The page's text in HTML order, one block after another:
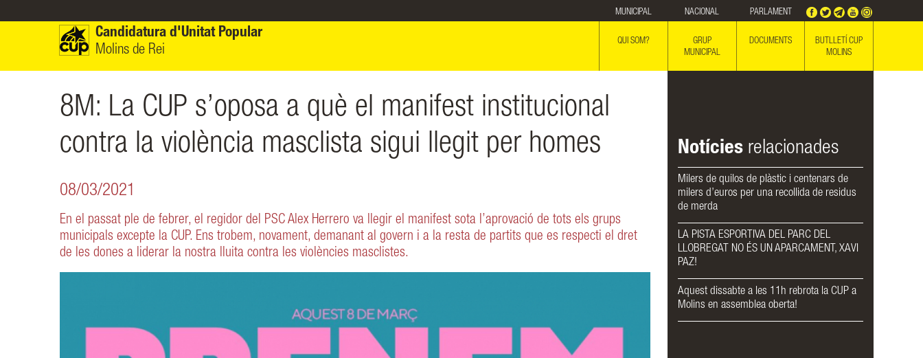
MUNICIPAL NACIONAL PARLAMENT
Candidatura d'Unitat Popular
Molins de Rei
QUI SOM?
GRUP
MUNICIPAL
DOCUMENTS
BUTLLETÍ CUP
MOLINS
8M: La CUP s’oposa a què el manifest institucional
contra la violència masclista sigui llegit per homes
08/03/2021
En el passat ple de febrer, el regidor del PSC Alex Herrero va llegir el manifest sota l’aprovació de tots els grups
municipals excepte la CUP. Ens trobem, novament, demanant al govern i a la resta de partits que es respecti el dret
de les dones a liderar la nostra lluita contra les violències masclistes.
Notícies relacionades
Milers de quilos de plàstic i centenars de
milers d’euros per una recollida de residus
de merda
LA PISTA ESPORTIVA DEL PARC DEL
LLOBREGAT NO ÉS UN APARCAMENT, XAVI
PAZ!
Aquest dissabte a les 11h rebrota la CUP a
Molins en assemblea oberta!